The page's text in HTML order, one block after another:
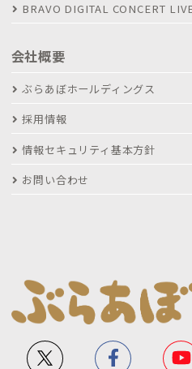
BRAVO DIGITAL CONCERT
会社概要
ぶらあぼホールディングス
採用情報
情報セキュリティ基本方針
お問い合わせ